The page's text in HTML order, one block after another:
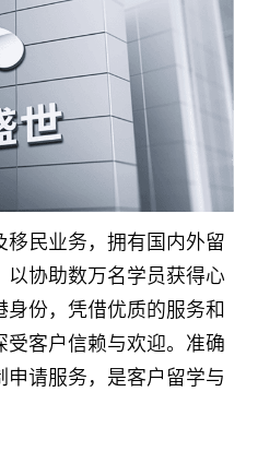
移民业务，拥有国内外留
以协助数万名学员获得心
份，凭借优质的服务和
受客户信赖与欢迎。准确
请服务，是客户留学与